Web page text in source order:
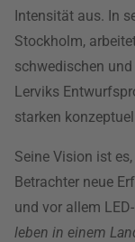
Intensität aus. In
Stockholm,
schwedischen
Lerviks
starken
Seine Vision ist
Betrachter neue
und vor allem
leben in einem